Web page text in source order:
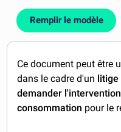
Remplir le modèle
Ce document peut être
dans le cadre d'un
demander
consommation pour le